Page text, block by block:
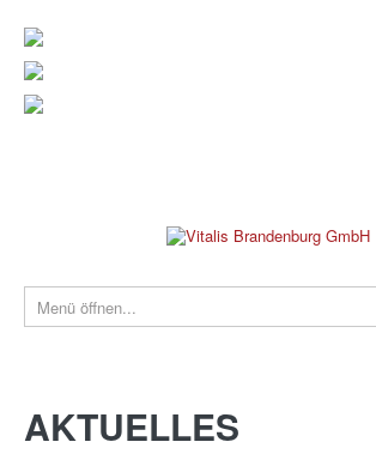
AKTUELLES